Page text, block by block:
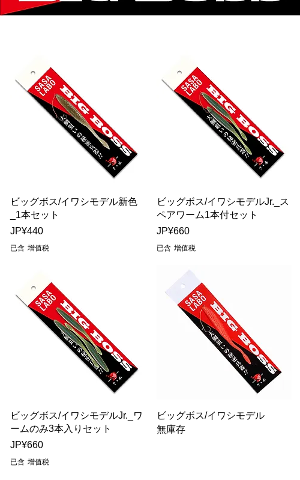
快速瀏覽
ビッグボス/イワシモデル新色
_1本セット
價格
JP¥440
已含 增值税
快速瀏覽
ビッグボス/イワシモデルJr._ス
ペアワーム1本付セット
價格
JP¥660
已含 增值税
快速瀏覽
ビッグボス/イワシモデルJr._ワ
ームのみ3本入りセット
價格
JP¥660
已含 增值税
快速瀏覽
ビッグボス/イワシモデル
無庫存